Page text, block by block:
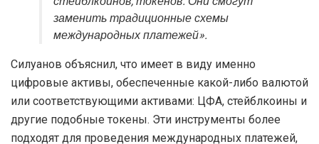
заменить традиционные схемы
международных платежей».
Силуанов объяснил, что имеет в виду именно
цифровые активы, обеспеченные какой-либо валютой
или соответствующими активами: ЦФА, стейблкоины и
другие подобные токены. Эти инструменты более
подходят для проведения международных платежей,